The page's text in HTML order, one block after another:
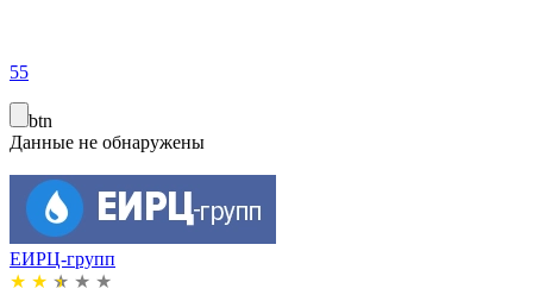
55
btn
Данные не обнаружены
ЕИРЦ-групп
★ ★ ★ ★ ★